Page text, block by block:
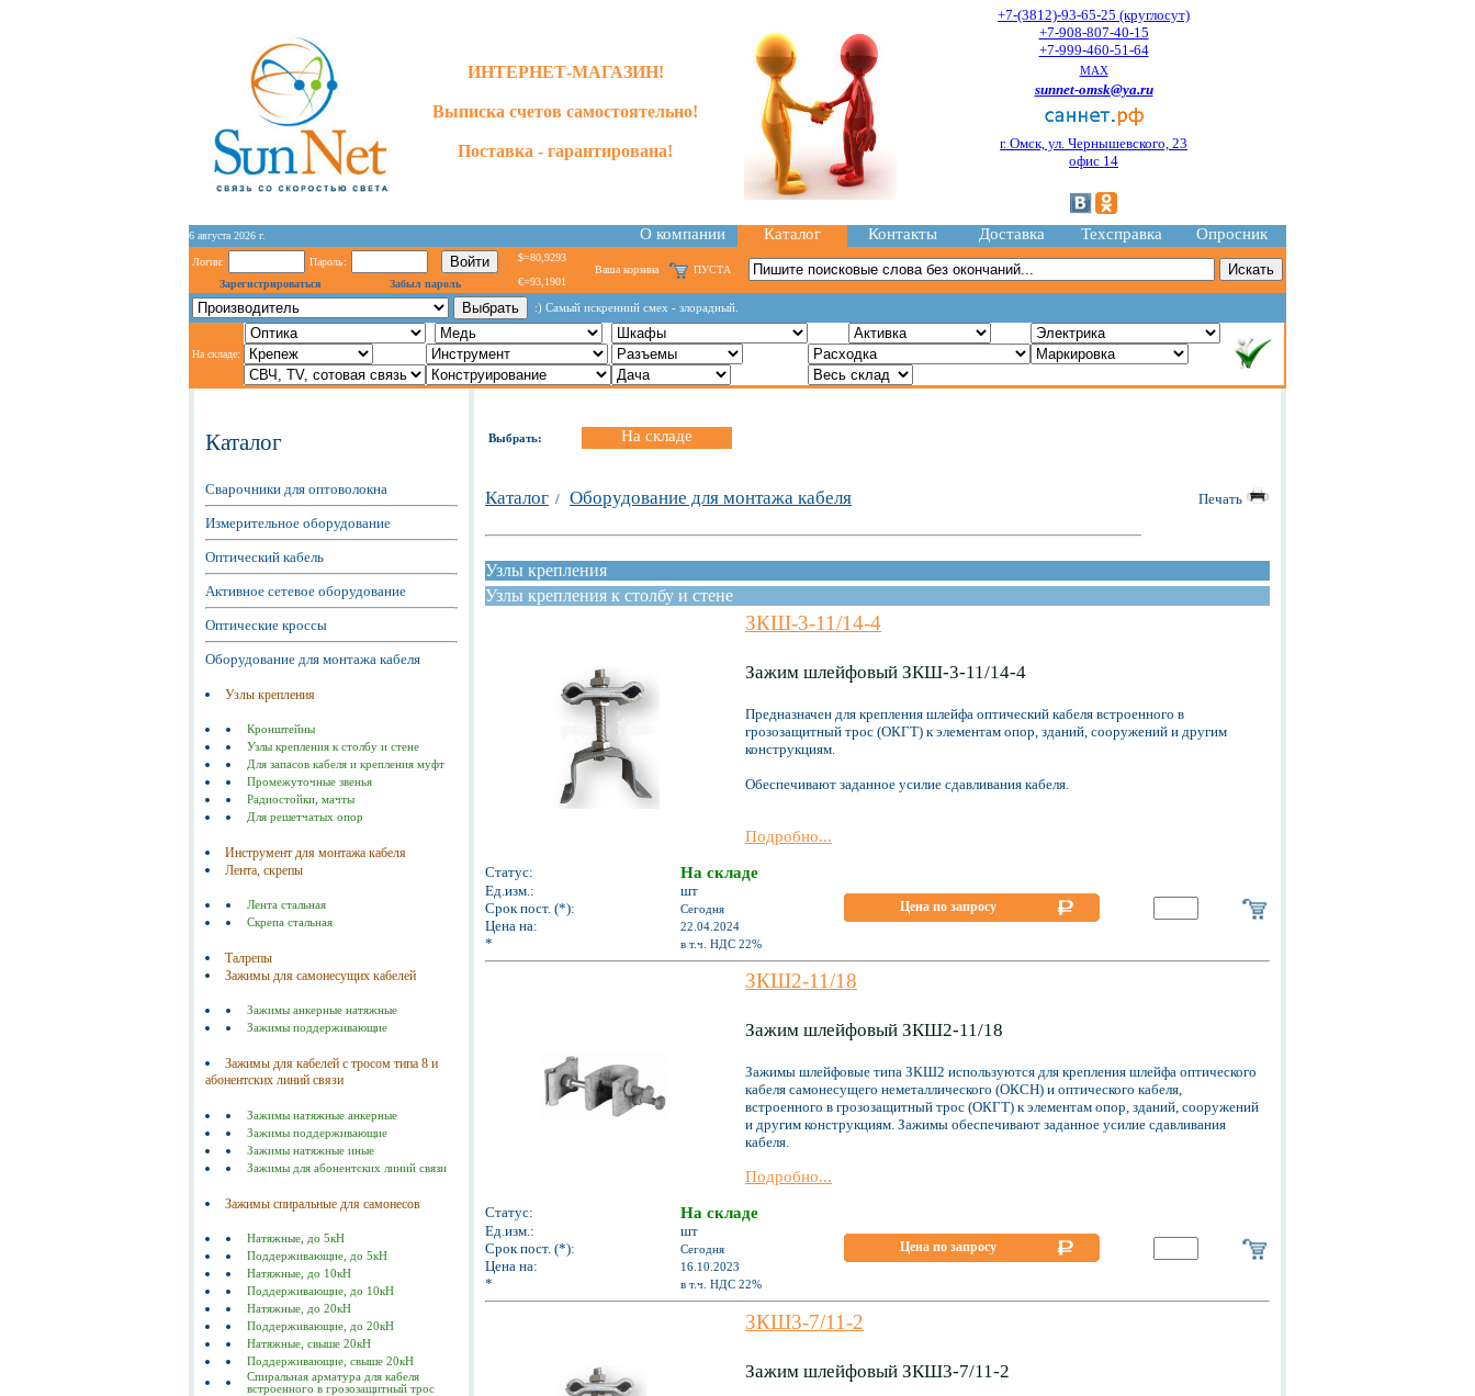
ИНТЕРНЕТ-МАГАЗИН!
Выписка счетов самостоятельно!
Поставка - гарантирована!
+7-(3812)-93-65-25 (круглосут)
+7-908-807-40-15
+7-999-460-51-64
MAX
sunnet-omsk@ya.ru
г. Омск, ул. Чернышевского, 23
офис 14
6 августа 2026 г. О компании Каталог Контакты Доставка Техсправка Опросник
Логин:
Пароль:
Зарегистрироваться
Забыл пароль
$=80,9293
€=93,1901
Ваша корзина ПУСТА
:) Самый искренний смех - злорадный.
На складе:
Каталог
Сварочники для оптоволокна
Измерительное оборудование
Оптический кабель
Активное сетевое оборудование
Оптические кроссы
Оборудование для монтажа кабеля
Узлы крепления
Кронштейны
Узлы крепления к столбу и стене
Для запасов кабеля и крепления муфт
Промежуточные звенья
Радиостойки, мачты
Для решетчатых опор
Инструмент для монтажа кабеля
Лента, скрепы
Лента стальная
Скрепа стальная
Талрепы
Зажимы для самонесущих кабелей
Зажимы анкерные натяжные
Зажимы поддерживающие
Зажимы для кабелей с тросом типа 8 и
абонентских линий связи
Зажимы натяжные анкерные
Зажимы поддерживающие
Зажимы натяжные иные
Зажимы для абонентских линий связи
Зажимы спиральные для самонесов
Натяжные, до 5кН
Поддерживающие, до 5кН
Натяжные, до 10кН
Поддерживающие, до 10кН
Натяжные, до 20кН
Поддерживающие, до 20кН
Натяжные, свыше 20кН
Поддерживающие, свыше 20кН
Спиральная арматура для кабеля
встроенного в грозозащитный трос
Выбрать: На складе
Каталог / Оборудование для монтажа кабеля Печать
Узлы крепления
Узлы крепления к столбу и стене
ЗКШ-3-11/14-4
Зажим шлейфовый ЗКШ-3-11/14-4
Предназначен для крепления шлейфа оптический кабеля встроенного в
грозозащитный трос (ОКГТ) к элементам опор, зданий, сооружений и другим
конструкциям.
Обеспечивают заданное усилие сдавливания кабеля.
Подробно...
Статус: На складе
Ед.изм.:
шт
Срок пост. (*):
Сегодня
Цена на: 22.04.2024
* в т.ч. НДС 22%
Цена по запросу
ЗКШ2-11/18
Зажим шлейфовый ЗКШ2-11/18
Зажимы шлейфовые типа ЗКШ2 используются для крепления шлейфа оптического
кабеля самонесущего неметаллического (ОКСН) и оптического кабеля,
встроенного в грозозащитный трос (ОКГТ) к элементам опор, зданий, сооружений
и другим конструкциям. Зажимы обеспечивают заданное усилие сдавливания
кабеля.
Подробно...
Статус: На складе
Ед.изм.:
шт
Срок пост. (*):
Сегодня
Цена на: 16.10.2023
* в т.ч. НДС 22%
Цена по запросу
ЗКШ3-7/11-2
Зажим шлейфовый ЗКШ3-7/11-2